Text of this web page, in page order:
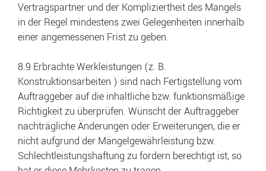
Vertragspartner und der Kompliziertheit des Mangels
in der Regel mindestens zwei Gelegenheiten innerhalb
einer angemessenen Frist zu geben.
8.9 Erbrachte Werkleistungen (z. B.
Konstruktionsarbeiten ) sind nach Fertigstellung vom
Auftraggeber auf die inhaltliche bzw. funktionsmäßige
Richtigkeit zu überprüfen. Wünscht der Auftraggeber
nachträgliche Änderungen oder Erweiterungen, die er
nicht aufgrund der Mängelgewährleistung bzw.
Schlechtleistungshaftung zu fordern berechtigt ist, so